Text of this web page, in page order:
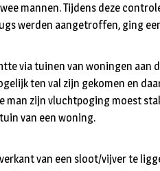
mannen. Tijdens deze
werden aangetroffen, ging
via tuinen van woningen aan
ten val zijn gekomen en
man zijn vluchtpoging moest
van een woning.
van een sloot/vijver te